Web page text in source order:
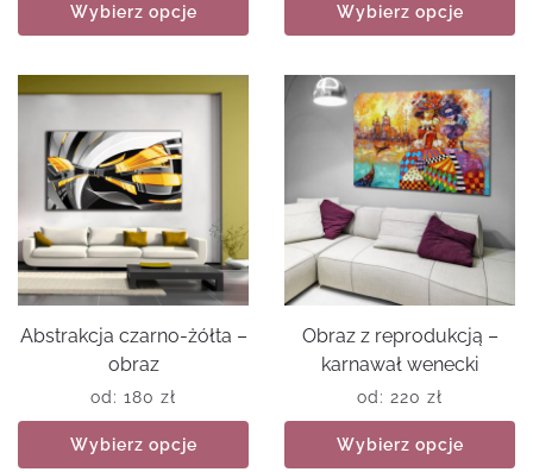
Wybierz opcje Wybierz opcje
Abstrakcja czarno-żółta –
obraz
od: 180 zł
Wybierz opcje
Obraz z reprodukcją –
karnawał wenecki
od: 220 zł
Wybierz opcje